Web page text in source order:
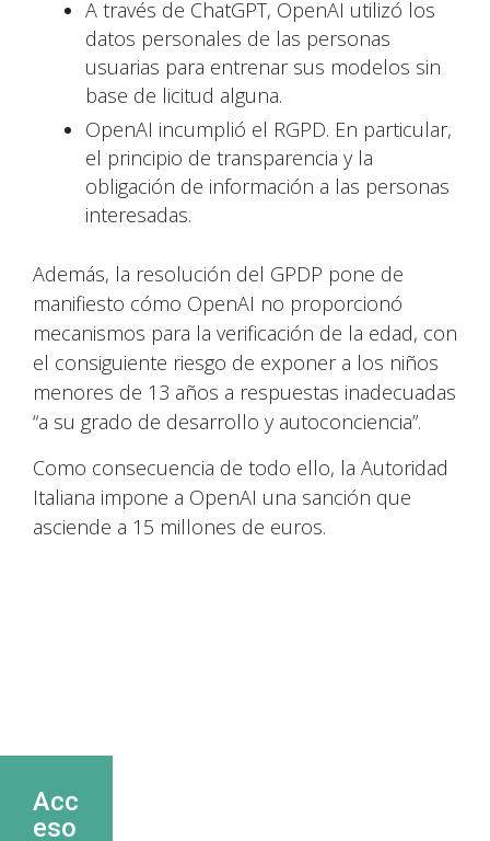
A través de ChatGPT, OpenAI utilizó los
datos personales de las personas
usuarias para entrenar sus modelos sin
base de licitud alguna.
OpenAI incumplió el RGPD. En particular,
el principio de transparencia y la
obligación de información a las personas
interesadas.
Además, la resolución del GPDP pone de
manifiesto cómo OpenAI no proporcionó
mecanismos para la verificación de la edad, con
el consiguiente riesgo de exponer a los niños
menores de 13 años a respuestas inadecuadas
“a su grado de desarrollo y autoconciencia”.
Como consecuencia de todo ello, la Autoridad
Italiana impone a OpenAI una sanción que
asciende a 15 millones de euros.
Acc
eso